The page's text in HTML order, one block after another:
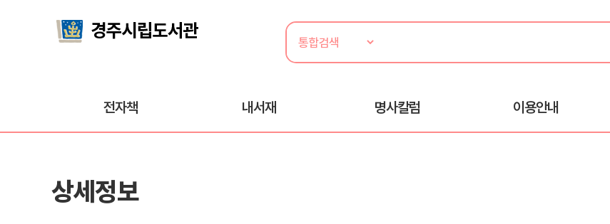
전자책 내서재 명사칼럼 이용안내
상세정보